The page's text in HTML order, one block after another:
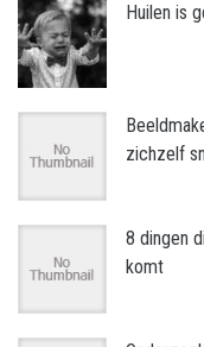
Huilen is
zichzelf
8 dingen
komt